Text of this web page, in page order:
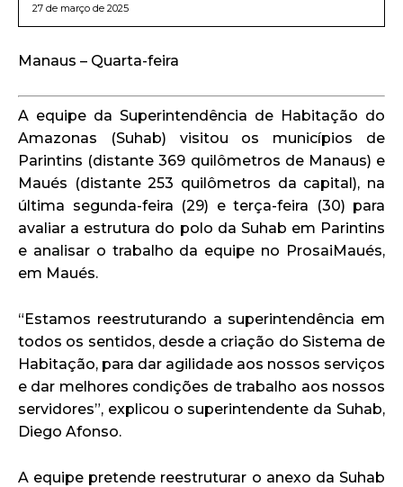
27 de março de 2025
Manaus – Quarta-feira
A equipe da Superintendência de Habitação do
Amazonas (Suhab) visitou os municípios de
Parintins (distante 369 quilômetros de Manaus) e
Maués (distante 253 quilômetros da capital), na
última segunda-feira (29) e terça-feira (30) para
avaliar a estrutura do polo da Suhab em Parintins
e analisar o trabalho da equipe no ProsaiMaués,
em Maués.
“Estamos reestruturando a superintendência em
todos os sentidos, desde a criação do Sistema de
Habitação, para dar agilidade aos nossos serviços
e dar melhores condições de trabalho aos nossos
servidores”, explicou o superintendente da Suhab,
Diego Afonso.
A equipe pretende reestruturar o anexo da Suhab